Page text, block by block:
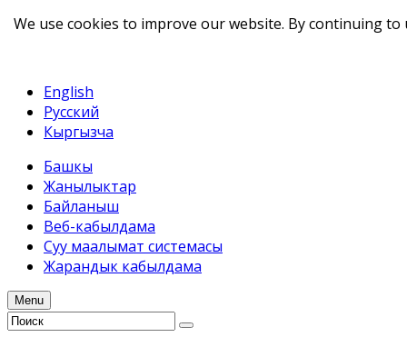
English
Русский
Кыргызча
Башкы
Жанылыктар
Байланыш
Веб-кабылдама
Суу маалымат системасы
Жарандык кабылдама
Menu
We use cookies to improve our website. By continuing